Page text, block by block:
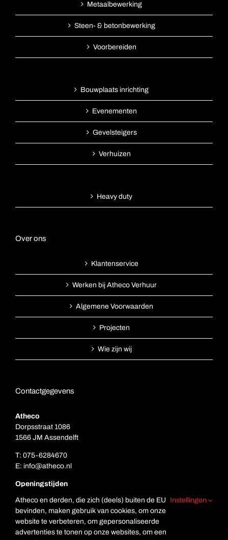
Metaalbewerking
Steen- & betonbewerking
Voorbereiden
Bouwplaats inrichting
Evenementen
Gevelsteigers
Verhuizen
Heavy duty
Over ons
Klantenservice
Werken bij Atheco Verhuur
Algemene Voorwaarden
Projecten
Wie zijn wij
Contactgegevens
Atheco
Dorpsstraat 1086
1566 JM Assendelft
T: 075-6284670
E: info@atheco.nl
Openingstijden
Za: Gesloten
Zo. Gesloten
Atheco en derden, die zich (deels) buiten de EU
bevinden, maken gebruik van cookies, om onze
website te verbeteren, om gepersonaliseerde
advertenties te tonen op onze websites, om een
Instellingen